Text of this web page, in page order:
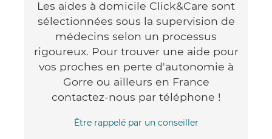
Les aides à domicile Click&Care sont
sélectionnées sous la supervision de
médecins selon un processus
rigoureux. Pour trouver une aide pour
vos proches en perte d'autonomie à
Gorre ou ailleurs en France
contactez-nous par téléphone !
Être rappelé par un conseiller